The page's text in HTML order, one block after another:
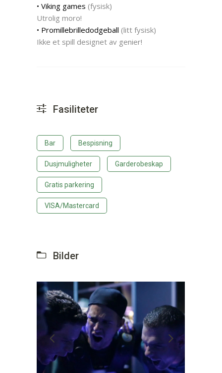
• Viking games (fysisk)
Utrolig moro!
• Promillebrilledodgeball (litt fysisk)
Ikke et spill designet av genier!
Fasiliteter
Bar Bespisning
Dusjmuligheter Garderobeskap
Gratis parkering
VISA/Mastercard
Bilder